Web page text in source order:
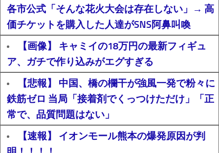
各市公式「そんな花火大会は存在しない」→ 高
価チケットを購入した人達がSNS阿鼻叫喚
【画像】 キャミイの18万円の最新フィギュ
ア、ガチで作り込みがエグすぎる
【悲報】 中国、橋の欄干が強風一発で粉々に
鉄筋ゼロ 当局「接着剤でくっつけただけ」「正
常で、品質問題はない」
【速報】 イオンモール熊本の爆発原因が判